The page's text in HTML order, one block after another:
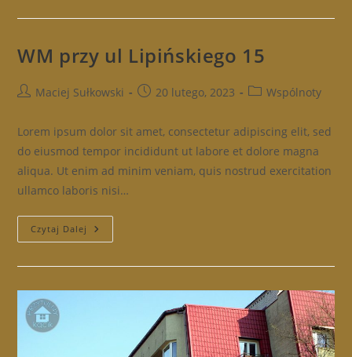
WM przy ul Lipińskiego 15
PostMaciej Sułkowski
Post20 lutego, 2023
PostWspólnoty
Lorem ipsum dolor sit amet, consectetur adipiscing elit, sed
do eiusmod tempor incididunt ut labore et dolore magna
aliqua. Ut enim ad minim veniam, quis nostrud exercitation
ullamco laboris nisi…
Czytaj Dalej WM
Przy